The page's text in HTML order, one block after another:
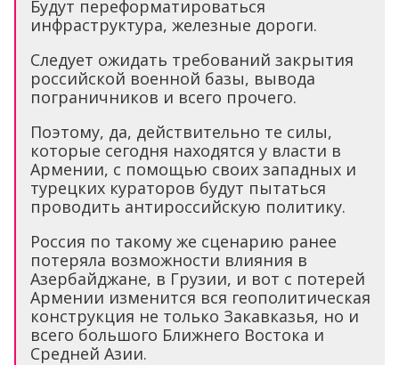
Будут переформатироваться
инфраструктура, железные дороги.
Следует ожидать требований закрытия
российской военной базы, вывода
пограничников и всего прочего.
Поэтому, да, действительно те силы,
которые сегодня находятся у власти в
Армении, с помощью своих западных и
турецких кураторов будут пытаться
проводить антироссийскую политику.
Россия по такому же сценарию ранее
потеряла возможности влияния в
Азербайджане, в Грузии, и вот с потерей
Армении изменится вся геополитическая
конструкция не только Закавказья, но и
всего большого Ближнего Востока и
Средней Азии.